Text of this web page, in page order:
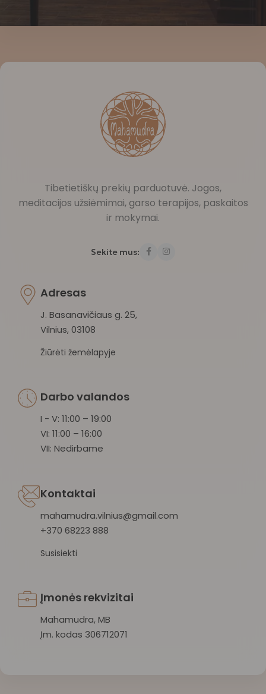
Tibetietiškų prekių parduotuvė. Jogos,
meditacijos užsiėmimai, garso terapijos, paskaitos
ir mokymai.
Sekite mus:
Adresas
J. Basanavičiaus g. 25,
Vilnius, 03108
Žiūrėti žemėlapyje
Darbo valandos
I - V: 11:00 – 19:00
VI: 11:00 – 16:00
VII: Nedirbame
Kontaktai
mahamudra.vilnius@gmail.com
+370 68223 888
Susisiekti
Įmonės rekvizitai
Mahamudra, MB
Įm. kodas 306712071